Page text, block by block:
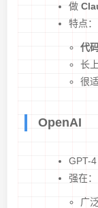
做
特点：
代
长
很
OpenAI
GPT-
强在：
广